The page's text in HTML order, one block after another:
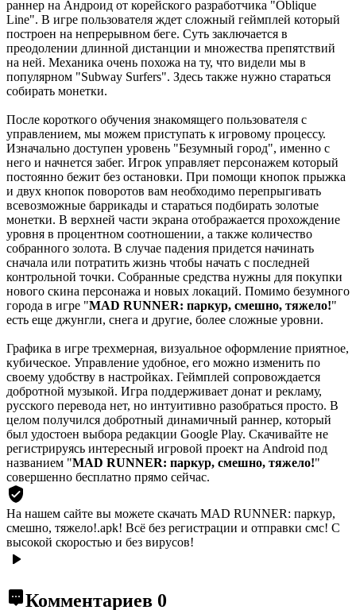
раннер на Андроид от корейского разработчика "Oblique
Line". В игре пользователя ждет сложный геймплей который
построен на непрерывном беге. Суть заключается в
преодолении длинной дистанции и множества препятствий
на ней. Механика очень похожа на ту, что видели мы в
популярном "Subway Surfers". Здесь также нужно стараться
собирать монетки.
После короткого обучения знакомящего пользователя с
управлением, мы можем приступать к игровому процессу.
Изначально доступен уровень "Безумный город", именно с
него и начнется забег. Игрок управляет персонажем который
постоянно бежит без остановки. При помощи кнопок прыжка
и двух кнопок поворотов вам необходимо перепрыгивать
всевозможные баррикады и стараться подбирать золотые
монетки. В верхней части экрана отображается прохождение
уровня в процентном соотношении, а также количество
собранного золота. В случае падения придется начинать
сначала или потратить жизнь чтобы начать с последней
контрольной точки. Собранные средства нужны для покупки
нового скина персонажа и новых локаций. Помимо безумного
города в игре "MAD RUNNER: паркур, смешно, тяжело!"
есть еще джунгли, снега и другие, более сложные уровни.
Графика в игре трехмерная, визуальное оформление приятное,
кубическое. Управление удобное, его можно изменить по
своему удобству в настройках. Геймплей сопровождается
добротной музыкой. Игра поддерживает донат и рекламу,
русского перевода нет, но интуитивно разобраться просто. В
целом получился добротный динамичный раннер, который
был удостоен выбора редакции Google Play. Скачивайте не
регистрируясь интересный игровой проект на Android под
названием "MAD RUNNER: паркур, смешно, тяжело!"
совершенно бесплатно прямо сейчас.
На нашем сайте вы можете скачать MAD RUNNER: паркур,
смешно, тяжело!.apk! Всё без регистрации и отправки смс! С
высокой скоростью и без вирусов!
Комментариев 0